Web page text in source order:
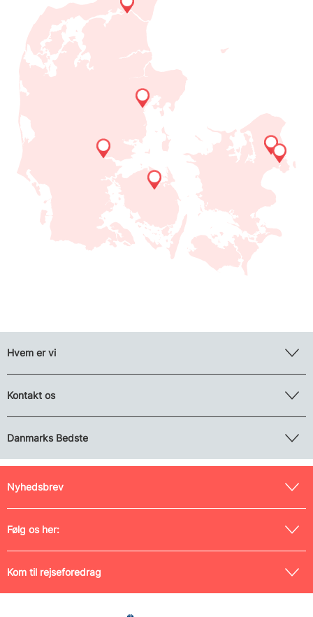
Hvem er vi
Kontakt os
Danmarks Bedste
Nyhedsbrev
Følg os her:
Kom til rejseforedrag